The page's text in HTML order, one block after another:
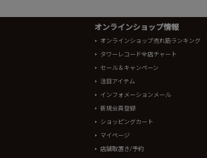
オンラインショップ情報
オンラインショップ売れ筋ランキング
タワーレコード全店チャート
セール＆キャンペーン
注目アイテム
インフォメーションメール
新規会員登録
ショッピングカート
マイページ
店舗取置き/予約